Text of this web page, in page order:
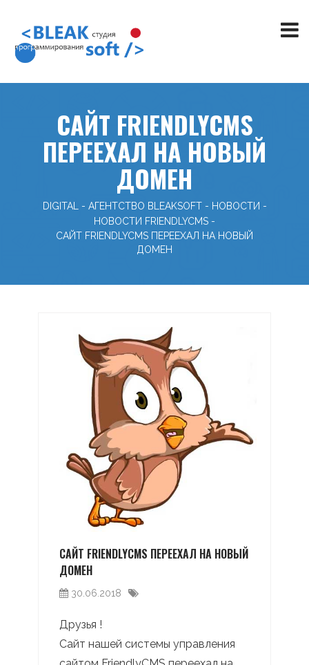
САЙТ FRIENDLYCMS
ПЕРЕЕХАЛ НА НОВЫЙ
ДОМЕН
DIGITAL - АГЕНТСТВО BLEAKSOFT - НОВОСТИ -
НОВОСТИ FRIENDLYCMS -
САЙТ FRIENDLYCMS ПЕРЕЕХАЛ НА НОВЫЙ
ДОМЕН
САЙТ FRIENDLYCMS ПЕРЕЕХАЛ НА НОВЫЙ
ДОМЕН
30.06.2018
Друзья !
Сайт нашей системы управления